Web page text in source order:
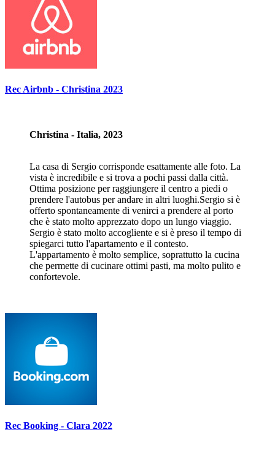
Rec Airbnb - Christina 2023
Christina - Italia, 2023
La casa di Sergio corrisponde esattamente alle foto. La
vista è incredibile e si trova a pochi passi dalla città.
Ottima posizione per raggiungere il centro a piedi o
prendere l'autobus per andare in altri luoghi.Sergio si è
offerto spontaneamente di venirci a prendere al porto
che è stato molto apprezzato dopo un lungo viaggio.
Sergio è stato molto accogliente e si è preso il tempo di
spiegarci tutto l'apartamento e il contesto.
L'appartamento è molto semplice, soprattutto la cucina
che permette di cucinare ottimi pasti, ma molto pulito e
confortevole.
Rec Booking - Clara 2022